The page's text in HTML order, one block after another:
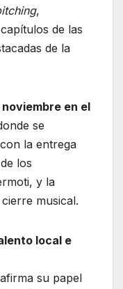
,
de las
de la
noviembre en el
se
la entrega
los
y la
musical.
local e
su papel